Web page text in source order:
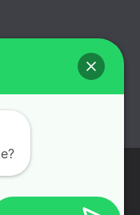
– Victor Larco
en Trujillo –